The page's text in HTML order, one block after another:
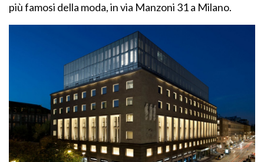
più famosi della moda, in via Manzoni 31 a Milano.